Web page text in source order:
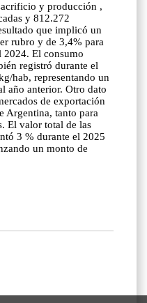
y producción ,
y 812.272
que implicó un
rubro y de 3,4% para
2024. El consumo
registró durante el
hab, representando un
año anterior. Otro dato
de exportación
Argentina, tanto para
El valor total de las
3 % durante el 2025
un monto de